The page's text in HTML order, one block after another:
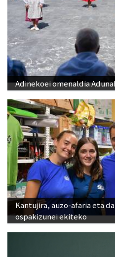
Adinekoei omenaldia
Kantujira, auzo-afaria eta
ospakizunei ekiteko